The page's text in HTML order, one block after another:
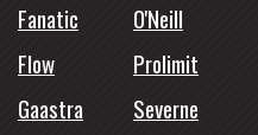
Fanatic
O'Neill
Flow
Prolimit
Gaastra
Severne